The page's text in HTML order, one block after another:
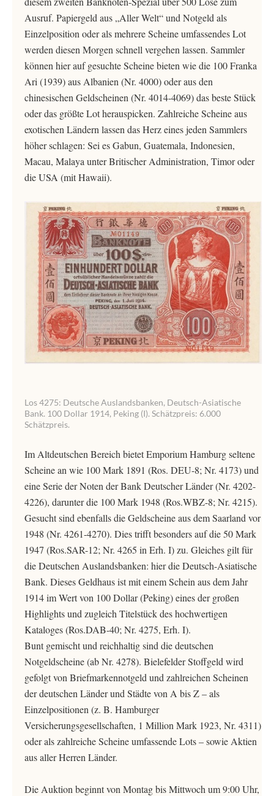
Ausruf. Papiergeld aus „Aller Welt“ und Notgeld als
Einzelposition oder als mehrere Scheine umfassendes Lot
werden diesen Morgen schnell vergehen lassen. Sammler
können hier auf gesuchte Scheine bieten wie die 100 Franka
Ari (1939) aus Albanien (Nr. 4000) oder aus den
chinesischen Geldscheinen (Nr. 4014-4069) das beste Stück
oder das größte Lot herauspicken. Zahlreiche Scheine aus
exotischen Ländern lassen das Herz eines jeden Sammlers
höher schlagen: Sei es Gabun, Guatemala, Indonesien,
Macau, Malaya unter Britischer Administration, Timor oder
die USA (mit Hawaii).
Los 4275: Deutsche Auslandsbanken, Deutsch-Asiatische
Bank. 100 Dollar 1914, Peking (I). Schätzpreis: 6.000
Schätzpreis.
Im Altdeutschen Bereich bietet Emporium Hamburg seltene
Scheine an wie 100 Mark 1891 (Ros. DEU-8; Nr. 4173) und
eine Serie der Noten der Bank Deutscher Länder (Nr. 4202-
4226), darunter die 100 Mark 1948 (Ros.WBZ-8; Nr. 4215).
Gesucht sind ebenfalls die Geldscheine aus dem Saarland vor
1948 (Nr. 4261-4270). Dies trifft besonders auf die 50 Mark
1947 (Ros.SAR-12; Nr. 4265 in Erh. I) zu. Gleiches gilt für
die Deutschen Auslandsbanken: hier die Deutsch-Asiatische
Bank. Dieses Geldhaus ist mit einem Schein aus dem Jahr
1914 im Wert von 100 Dollar (Peking) eines der großen
Highlights und zugleich Titelstück des hochwertigen
Kataloges (Ros.DAB-40; Nr. 4275, Erh. I).
Bunt gemischt und reichhaltig sind die deutschen
Notgeldscheine (ab Nr. 4278). Bielefelder Stoffgeld wird
gefolgt von Briefmarkennotgeld und zahlreichen Scheinen
der deutschen Länder und Städte von A bis Z – als
Einzelpositionen (z. B. Hamburger
Versicherungsgesellschaften, 1 Million Mark 1923, Nr. 4311)
oder als zahlreiche Scheine umfassende Lots – sowie Aktien
aus aller Herren Länder.
Die Auktion beginnt von Montag bis Mittwoch um 9:00 Uhr,